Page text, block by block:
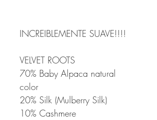
INCREIBLEMENTE SUAVE!!!!
VELVET ROOTS
70% Baby Alpaca natural
color
20% Silk (Mulberry Silk)
10% Cashmere